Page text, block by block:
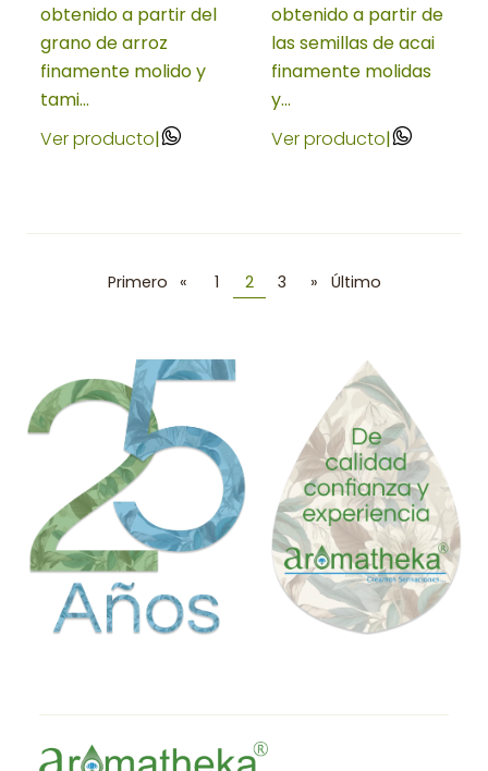
obtenido a partir del
grano de arroz
finamente molido y
tami...
Ver producto|
obtenido a partir de
las semillas de acai
finamente molidas
y...
Ver producto|
Primero « 1 2 3 » Último